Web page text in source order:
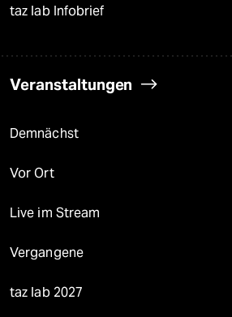
taz lab Infobrief
Veranstaltungen
Demnächst
Vor Ort
Live im Stream
Vergangene
taz lab 2027